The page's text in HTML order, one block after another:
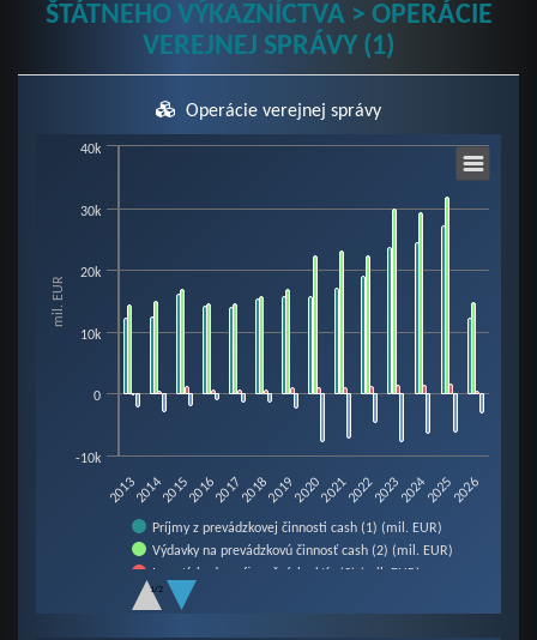
ŠTÁTNEHO VÝKAZNÍCTVA > OPERÁCIE
VEREJNEJ SPRÁVY (1)
Operácie verejnej správy
Chart
The chart has 1 X axis displaying categories.
The chart has 1 Y axis displaying mil. EUR. Data ranges from -7758.4 to
mil. EUR
Príjmy z prevádzkovej činnosti cash (1) (mil. EUR)
Výdavky na prevádzkovú činnosť cash (2) (mil. EUR)
Investície do nefinančných aktív (3) (mil. EUR)
Prebytok / schodok cash (4=1-2-3) (mil. EUR)
1/2
20132014201520162017201820192020202120222023202420252026
-10k
0
10k
20k
30k
40k